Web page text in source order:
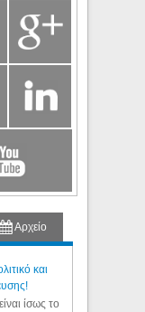
Αρχείο
και
ίσως το